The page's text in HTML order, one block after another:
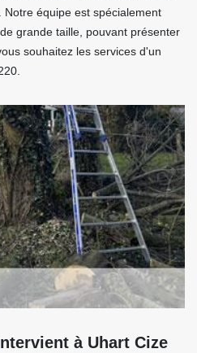
équipe est spécialement
grande taille, pouvant présenter
souhaitez les services d'un
à Uhart Cize